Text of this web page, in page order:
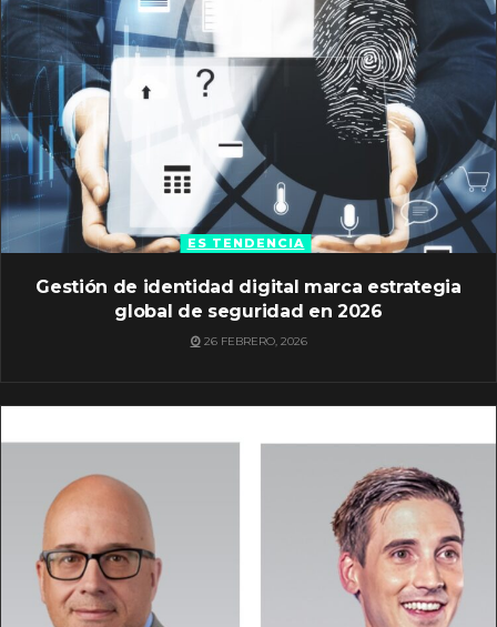
ES TENDENCIA
Gestión de identidad digital marca estrategia
global de seguridad en 2026
26 FEBRERO, 2026